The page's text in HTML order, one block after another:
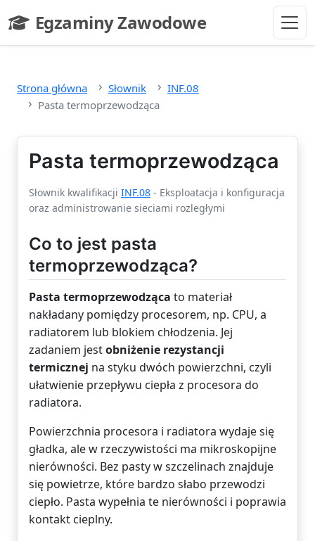
Egzaminy Zawodowe
- strona główna
Strona główna Słownik
INF.08
Pasta termoprzewodząca
Pasta termoprzewodząca
Słownik kwalifikacji INF.08 - Eksploatacja i konfiguracja
oraz administrowanie sieciami rozległymi
Co to jest pasta
termoprzewodząca?
Pasta termoprzewodząca to materiał
nakładany pomiędzy procesorem, np. CPU, a
radiatorem lub blokiem chłodzenia. Jej
zadaniem jestobniżenie rezystancji
termicznej na styku dwóch powierzchni, czyli
ułatwienie przepływu ciepła z procesora do
radiatora.
Powierzchnia procesora i radiatora wydaje się
gładka, ale w rzeczywistości ma mikroskopijne
nierówności. Bez pasty w szczelinach znajduje
się powietrze, które bardzo słabo przewodzi
ciepło. Pasta wypełnia te nierówności i poprawia
kontakt cieplny.